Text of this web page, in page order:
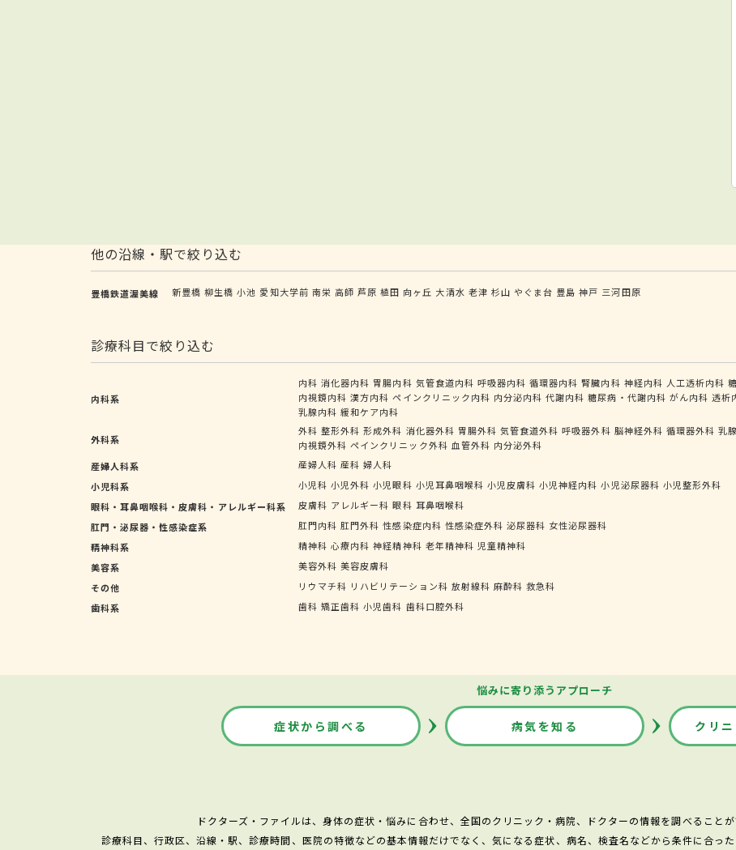
他の沿線・駅で絞り込む
豊橋鉄道渥美線 新豊橋 柳生橋 小池 愛知大学前 南栄 高師 芦原 植田 向ヶ丘 大清水 老津 杉山 やぐま台 豊島 神戸 三河田原
診療科目で絞り込む
内科系
内科 消化器内科 胃腸内科 気管食道内科 呼吸器内科 循環器内科 腎臓内科 神経内科 人工透析内科
内視鏡内科 漢方内科 ペインクリニック内科 内分泌内科 代謝内科 糖尿病・代謝内科 がん内科 透析
乳腺内科 緩和ケア内科
外科系
外科 整形外科 形成外科 消化器外科 胃腸外科 気管食道外科 呼吸器外科 脳神経外科 循環器外科 乳
内視鏡外科 ペインクリニック外科 血管外科 内分泌外科
産婦人科系
産婦人科 産科 婦人科
小児科系
小児科 小児外科 小児眼科 小児耳鼻咽喉科 小児皮膚科 小児神経内科 小児泌尿器科 小児整形外科
眼科・耳鼻咽喉科・皮膚科・アレルギー科系
皮膚科 アレルギー科 眼科 耳鼻咽喉科
肛門・泌尿器・性感染症系
肛門内科 肛門外科 性感染症内科 性感染症外科 泌尿器科 女性泌尿器科
精神科系
精神科 心療内科 神経精神科 老年精神科 児童精神科
美容系
美容外科 美容皮膚科
その他
リウマチ科 リハビリテーション科 放射線科 麻酔科 救急科
歯科系
歯科 矯正歯科 小児歯科 歯科口腔外科
悩みに寄り添うアプローチ
症状から調べる 病気を知る クリ
ドクターズ・ファイルは、身体の症状・悩みに合わせ、全国のクリニック・病院、ドクターの情報を調べることが
診療科目、行政区、沿線・駅、診療時間、医院の特徴などの基本情報だけでなく、気になる症状、病名、検査名などから条件に合っ